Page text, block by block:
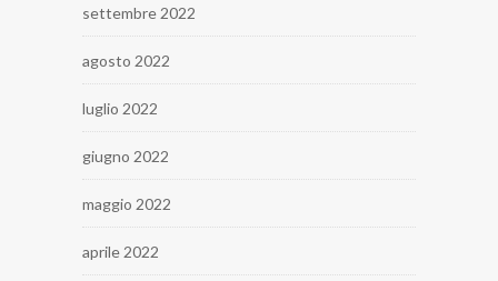
settembre 2022
agosto 2022
luglio 2022
giugno 2022
maggio 2022
aprile 2022